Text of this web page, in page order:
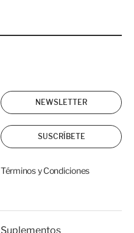
NEWSLETTER
SUSCRÍBETE
Términos y Condiciones
Suplementos